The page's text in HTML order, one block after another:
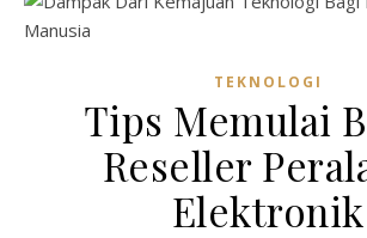
TEKNOLOGI
Tips Memulai
Reseller
Elektronik